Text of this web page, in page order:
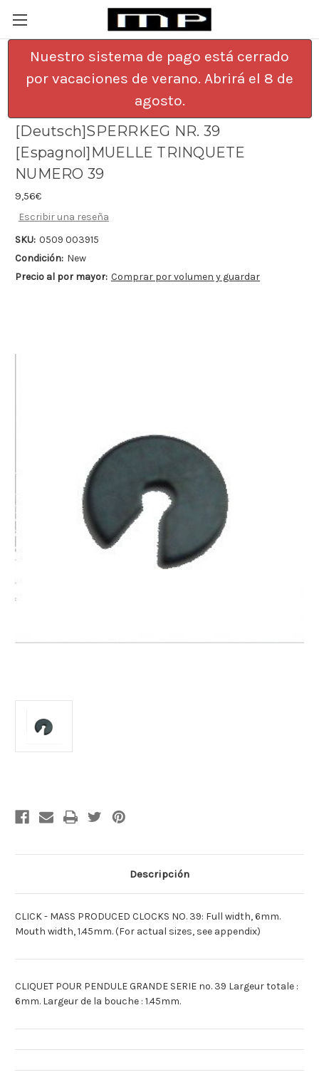
Nuestro sistema de pago está cerrado
por vacaciones de verano. Abrirá el 8 de
agosto.
[English]CLICK SPRING NO: 39
[Francais]CLIQUET NO.39
[Deutsch]SPERRKEG NR. 39
[Espagnol]MUELLE TRINQUETE
NUMERO 39
9,56€
Escribir una reseña
SKU: 0509 003915
Condición: New
Precio al por mayor: Comprar por volumen y guardar
de
Descripción
CLICK - MASS PRODUCED CLOCKS NO. 39: Full width, 6mm.
Mouth width, 1.45mm. (For actual sizes, see appendix)
CLIQUET POUR PENDULE GRANDE SERIE no. 39 Largeur totale :
6mm. Largeur de la bouche : 1.45mm.